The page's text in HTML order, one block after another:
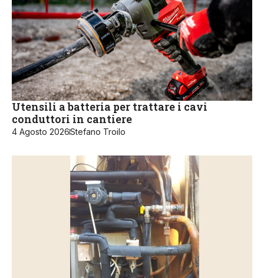
Utensili a batteria per trattare i cavi
conduttori in cantiere
4 Agosto 2026Stefano Troilo